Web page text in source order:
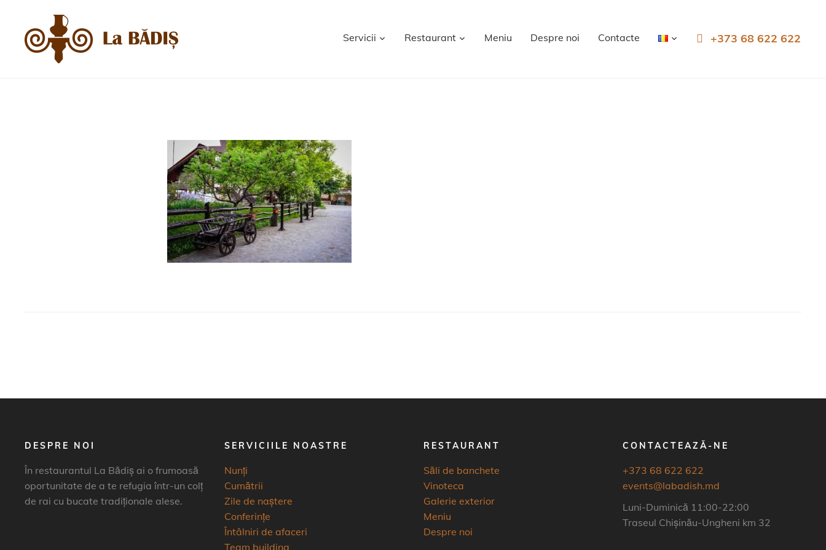
Servicii Restaurant Meniu Despre noi Contacte +373 68 622 622
DESPRE NOI
În restaurantul La Bădiș ai o frumoasă
oportunitate de a te refugia într-un colț
de rai cu bucate tradiționale alese.
SERVICIILE NOASTRE
Nunți
Cumătrii
Zile de naștere
Conferințe
Întâlniri de afaceri
Team building
RESTAURANT
Săli de banchete
Vinoteca
Galerie exterior
Meniu
Despre noi
CONTACTEAZĂ-NE
+373 68 622 622
events@labadish.md
Luni-Duminică 11:00-22:00
Traseul Chișinău-Ungheni km 32